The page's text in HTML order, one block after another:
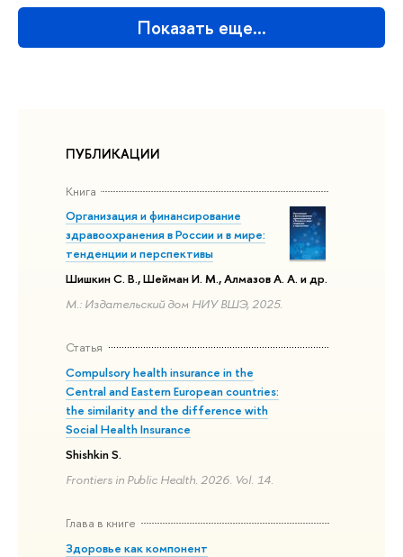
ПУБЛИКАЦИИ
Книга
Организация и финансирование
здравоохранения в России и в мире:
тенденции и перспективы
Шишкин С. В., Шейман И. М., Алмазов А. А. и др.
М.: Издательский дом НИУ ВШЭ, 2025.
Статья
Compulsory health insurance in the
Central and Eastern European countries:
the similarity and the difference with
Social Health Insurance
Shishkin S.
Frontiers in Public Health. 2026. Vol. 14.
Глава в книге
Здоровье как компонент
Показать еще…